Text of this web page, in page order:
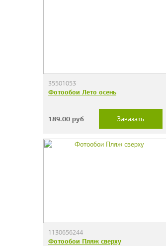
35501053
Фотообои Лето осень
189.00руб Заказать
1130656244
Фотообои Пляж сверху